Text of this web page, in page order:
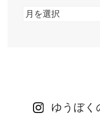
ア
ゆうぼく